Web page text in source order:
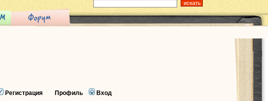
Регистрация Профиль Вход